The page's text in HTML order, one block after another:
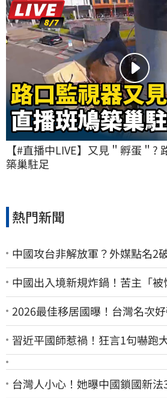
【#直播中LIVE】又見＂孵蛋＂?
築巢駐足
熱門新聞
中國攻台非解放軍？外媒點名2
中國出入境新規炸鍋！苦主「被
2026最佳移居國曝！台灣名次
習近平國師惹禍！狂言1句嚇跑
台灣人小心！她曝中國鎖國新法